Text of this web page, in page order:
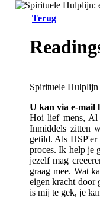
Terug
Spirituele Hulplijn
U kan via e-mail
Hoi lief mens, Al
Inmiddels zitten
getild. Als HSP'er
proces. Ik help je
jezelf mag
graag mee. Wat
eigen kracht door
is mij te gek, je